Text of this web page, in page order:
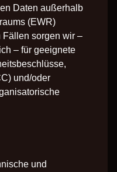
Daten außerhalb
(EWR)
Fällen sorgen wir –
– für geeignete
und/oder
und